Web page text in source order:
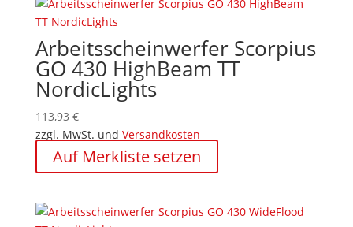
Arbeitsscheinwerfer Scorpius
GO 430 HighBeam TT
NordicLights
113,93 €
zzgl. MwSt. und Versandkosten
Auf Merkliste setzen